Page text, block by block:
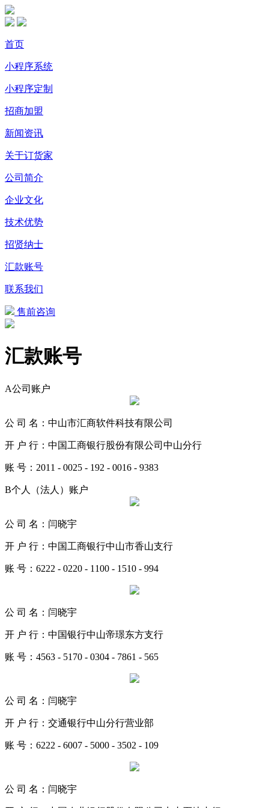
首页
小程序系统
小程序定制
招商加盟
新闻资讯
关于订货家
公司简介
企业文化
技术优势
招贤纳士
汇款账号
联系我们
售前咨询
汇款账号
A公司账户
公 司 名：中山市汇商软件科技有限公司
开 户 行：中国工商银行股份有限公司中山分行
账 号：2011 - 0025 - 192 - 0016 - 9383
B个人（法人）账户
公 司 名：闫晓宇
开 户 行：中国工商银行中山市香山支行
账 号：6222 - 0220 - 1100 - 1510 - 994
公 司 名：闫晓宇
开 户 行：中国银行中山帝璟东方支行
账 号：4563 - 5170 - 0304 - 7861 - 565
公 司 名：闫晓宇
开 户 行：交通银行中山分行营业部
账 号：6222 - 6007 - 5000 - 3502 - 109
公 司 名：闫晓宇